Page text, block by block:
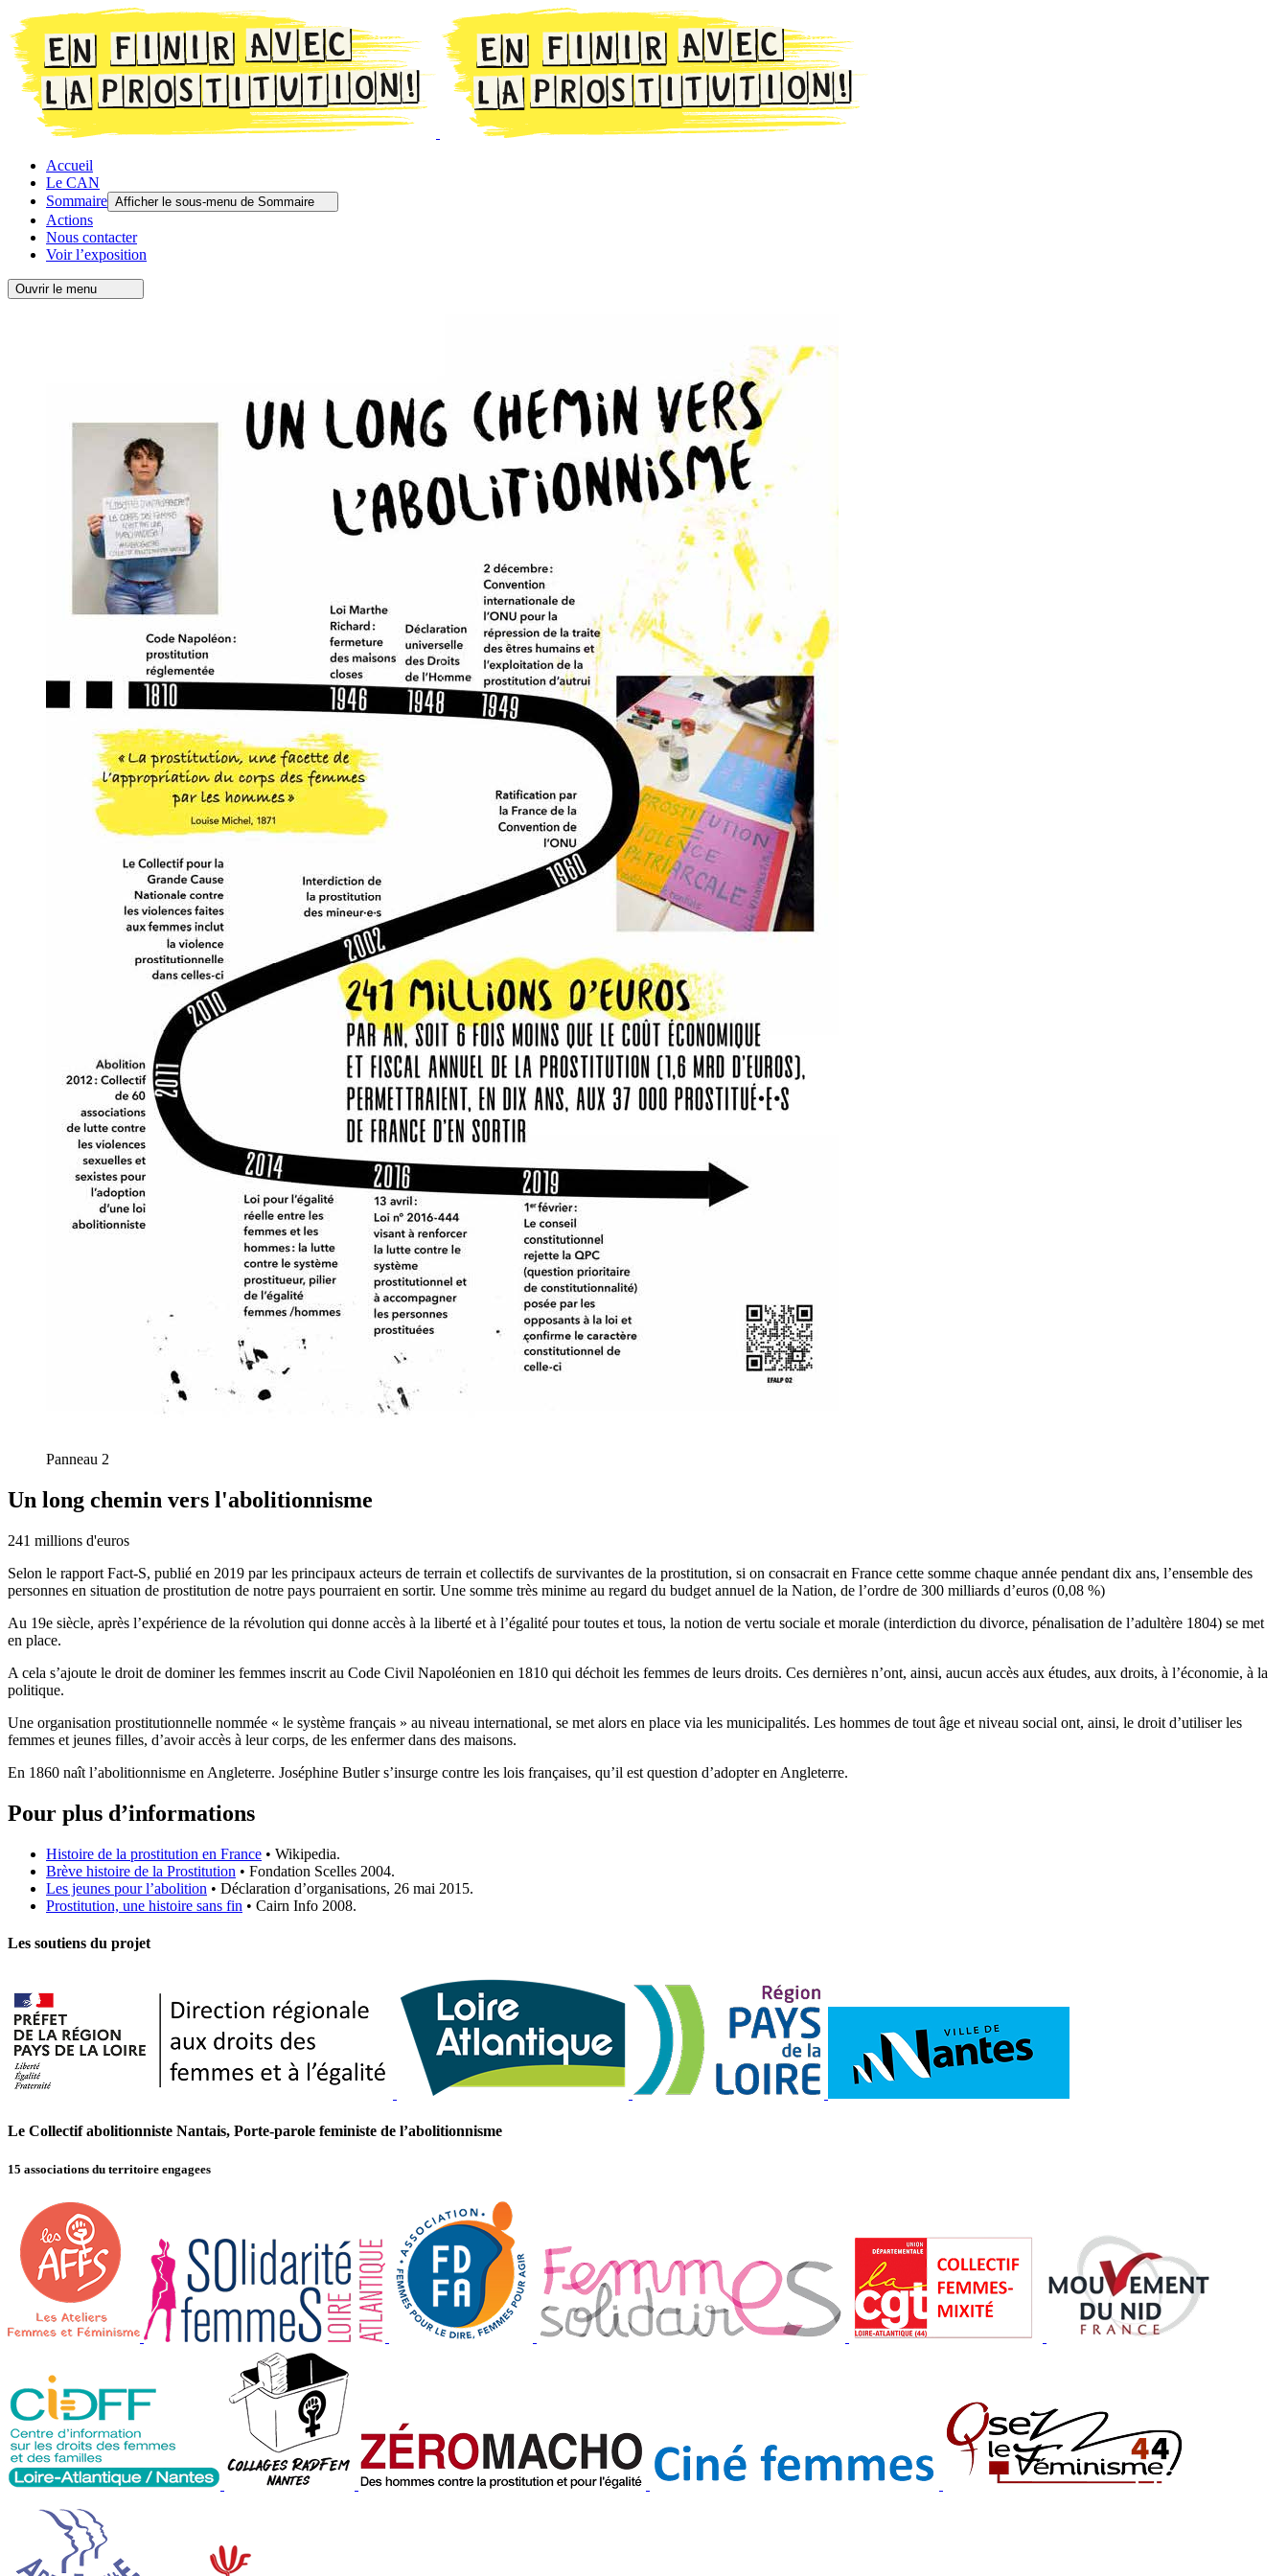
Accueil
Le CAN
Sommaire Afficher le sous-menu de Sommaire
Actions
Nous contacter
Voir l’exposition
Ouvrir le menu
Panneau 2
Un long chemin vers l'abolitionnisme
241 millions d'euros
Selon le rapport Fact-S, publié en 2019 par les principaux acteurs de terrain et collectifs de survivantes de la prostitution, si on consacrait en France cette somme chaque année pendant dix ans, l’ensemble des
personnes en situation de prostitution de notre pays pourraient en sortir. Une somme très minime au regard du budget annuel de la Nation, de l’ordre de 300 milliards d’euros (0,08 %)
Au 19e siècle, après l’expérience de la révolution qui donne accès à la liberté et à l’égalité pour toutes et tous, la notion de vertu sociale et morale (interdiction du divorce, pénalisation de l’adultère 1804) se met
en place.
A cela s’ajoute le droit de dominer les femmes inscrit au Code Civil Napoléonien en 1810 qui déchoit les femmes de leurs droits. Ces dernières n’ont, ainsi, aucun accès aux études, aux droits, à l’économie, à la
politique.
Une organisation prostitutionnelle nommée « le système français » au niveau international, se met alors en place via les municipalités. Les hommes de tout âge et niveau social ont, ainsi, le droit d’utiliser les
femmes et jeunes filles, d’avoir accès à leur corps, de les enfermer dans des maisons.
En 1860 naît l’abolitionnisme en Angleterre. Joséphine Butler s’insurge contre les lois françaises, qu’il est question d’adopter en Angleterre.
Pour plus d’informations
Histoire de la prostitution en France • Wikipedia.
Brève histoire de la Prostitution • Fondation Scelles 2004.
Les jeunes pour l’abolition • Déclaration d’organisations, 26 mai 2015.
Prostitution, une histoire sans fin • Cairn Info 2008.
Les soutiens du projet
Le Collectif abolitionniste Nantais, Porte-parole feministe de l’abolitionnisme
15 associations du territoire engagees